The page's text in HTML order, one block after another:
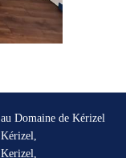
au Domaine de Kérizel
Kérizel,
Kerizel,